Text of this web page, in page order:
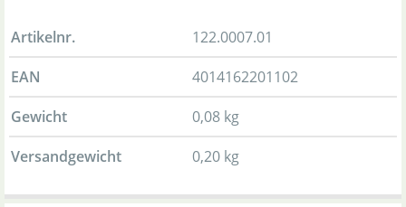
Artikelnr.
122.0007.01
EAN
4014162201102
Gewicht
0,08 kg
Versandgewicht
0,20 kg